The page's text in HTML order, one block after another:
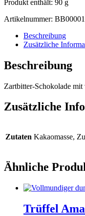
Produkt enthält: 90 g
Artikelnummer:
Beschreibung
Zusätzliche
Beschreibung
Zartbitter-Schokolade
Zusätzliche
Zutaten Kakaomasse,
Ähnliche
Trüffel